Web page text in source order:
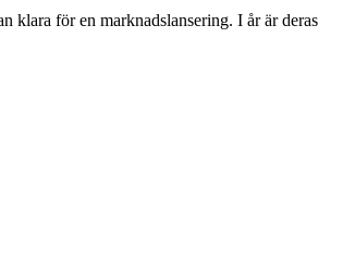
klara för en marknadslansering. I år är deras